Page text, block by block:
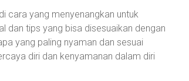
cara yang menyenangkan untuk
dan tips yang bisa disesuaikan dengan
yang paling nyaman dan sesuai
diri dan kenyamanan dalam diri